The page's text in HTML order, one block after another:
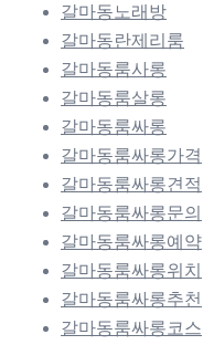
갈마동노래방
갈마동란제리룸
갈마동룸사롱
갈마동룸살롱
갈마동룸싸롱
갈마동룸싸롱가격
갈마동룸싸롱견적
갈마동룸싸롱문의
갈마동룸싸롱예약
갈마동룸싸롱위치
갈마동룸싸롱추천
갈마동룸싸롱코스